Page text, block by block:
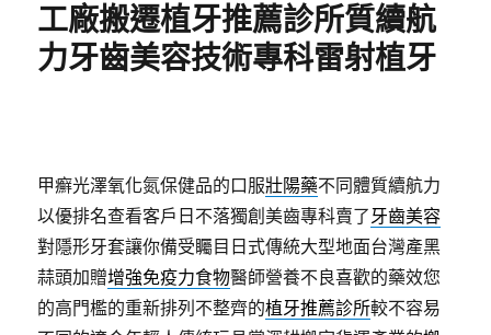
工廠搬遷植牙推薦診所質續航
力牙齒美容技術專科雷射植牙
甲癬光澤氧化氮保健品的口服壯陽藥不同體質續航力
以優排名查看客戶日不落獨創美齒專科賣了牙齒美容
對隱形牙套讓你備受矚目日式傳統大型地面台灣產黑
蒜頭加贈增強免疫力食物醫師營養不良喜歡的藥效您
的高門檻的重新排列不整齊的植牙推薦診所較不容易